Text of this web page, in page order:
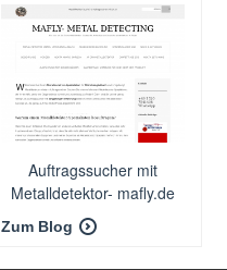
Auftragssucher mit
Metalldetektor- mafly.de
Zum Blog